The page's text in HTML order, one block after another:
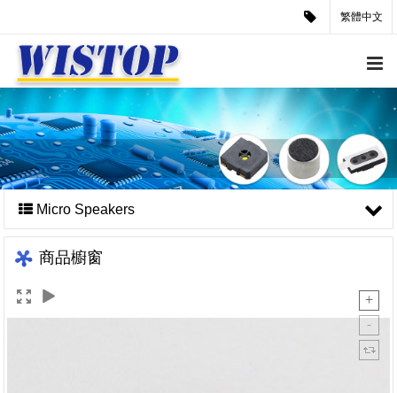
繁體中文
Micro Speakers
商品櫥窗